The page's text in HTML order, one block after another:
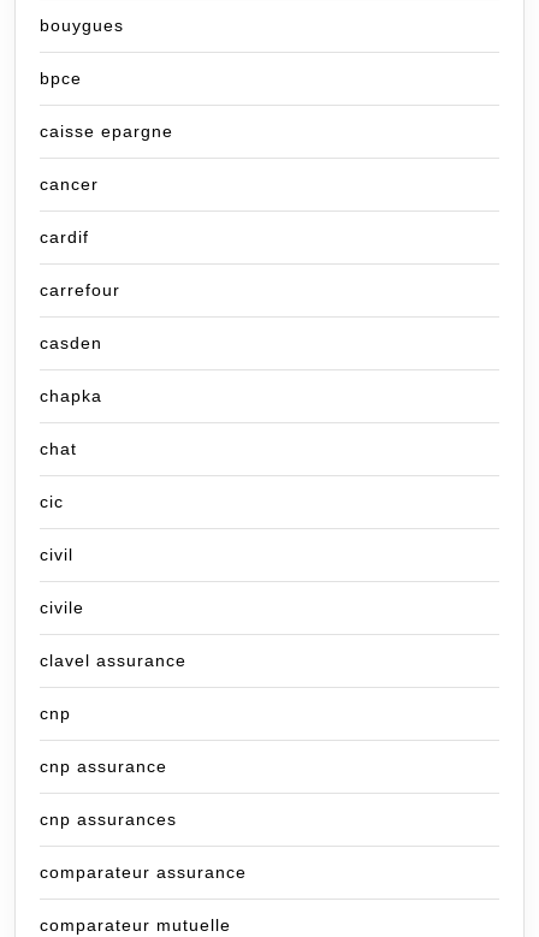
bouygues
bpce
caisse epargne
cancer
cardif
carrefour
casden
chapka
chat
cic
civil
civile
clavel assurance
cnp
cnp assurance
cnp assurances
comparateur assurance
comparateur mutuelle